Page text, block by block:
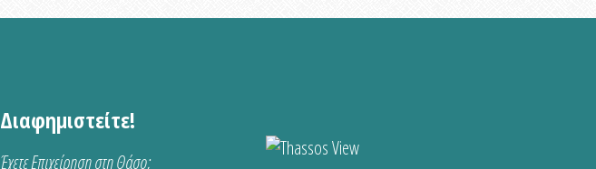
Διαφημιστείτε!
Έχετε Επιχείρηση στη Θάσο;